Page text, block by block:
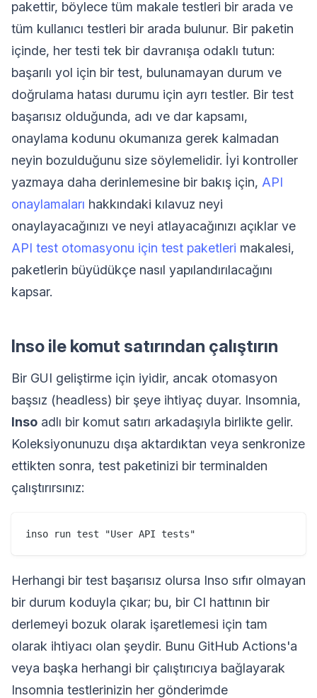
pakettir, böylece tüm makale testleri bir arada ve
tüm kullanıcı testleri bir arada bulunur. Bir paketin
içinde, her testi tek bir davranışa odaklı tutun:
başarılı yol için bir test, bulunamayan durum ve
doğrulama hatası durumu için ayrı testler. Bir test
başarısız olduğunda, adı ve dar kapsamı,
onaylama kodunu okumanıza gerek kalmadan
neyin bozulduğunu size söylemelidir. İyi kontroller
yazmaya daha derinlemesine bir bakış için, API
onaylamaları hakkındaki kılavuz neyi
onaylayacağınızı ve neyi atlayacağınızı açıklar ve
API test otomasyonu için test paketleri makalesi,
paketlerin büyüdükçe nasıl yapılandırılacağını
kapsar.
Inso ile komut satırından çalıştırın
Bir GUI geliştirme için iyidir, ancak otomasyon
başsız (headless) bir şeye ihtiyaç duyar. Insomnia,
Inso adlı bir komut satırı arkadaşıyla birlikte gelir.
Koleksiyonunuzu dışa aktardıktan veya senkronize
ettikten sonra, test paketinizi bir terminalden
çalıştırırsınız:
Herhangi bir test başarısız olursa Inso sıfır olmayan
bir durum koduyla çıkar; bu, bir CI hattının bir
derlemeyi bozuk olarak işaretlemesi için tam
olarak ihtiyacı olan şeydir. Bunu GitHub Actions'a
veya başka herhangi bir çalıştırıcıya bağlayarak
Insomnia testlerinizin her gönderimde